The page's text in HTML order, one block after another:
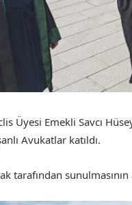
Üyesi Emekli Savcı
Avukatlar katıldı.
tarafından